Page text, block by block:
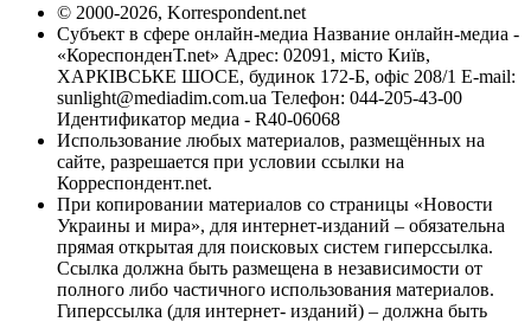
© 2000-2026, Korrespondent.net
Субъект в сфере онлайн-медиа Название онлайн-медиа -
«КореспонденТ.net» Адрес: 02091, місто Київ,
ХАРКІВСЬКЕ ШОСЕ, будинок 172-Б, офіс 208/1 E-mail:
sunlight@mediadim.com.ua Телефон: 044-205-43-00
Идентификатор медиа - R40-06068
Использование любых материалов, размещённых на
сайте, разрешается при условии ссылки на
Корреспондент.net.
При копировании материалов со страницы «Новости
Украины и мира», для интернет-изданий – обязательна
прямая открытая для поисковых систем гиперссылка.
Ссылка должна быть размещена в независимости от
полного либо частичного использования материалов.
Гиперссылка (для интернет- изданий) – должна быть